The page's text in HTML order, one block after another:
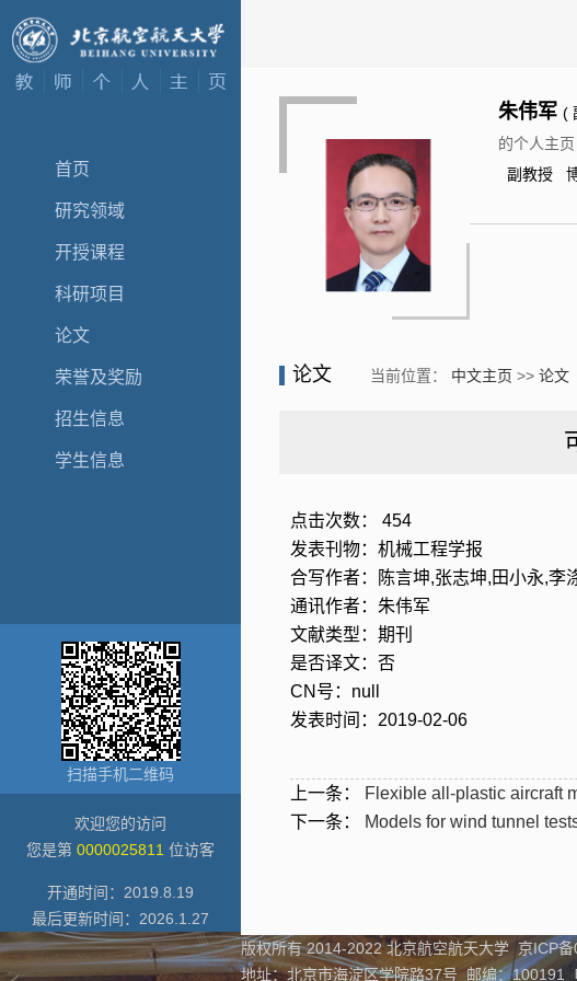
首页
研究领域
开授课程
科研项目
论文
荣誉及奖励
招生信息
学生信息
扫描手机二维码
欢迎您的访问
您是第 0000025811 位访客
开通时间： 2019 8 19
最后更新时间： 2026 1 27
朱伟军 (
的个人主
副教授
论文 当前位置： 中文主页 >> 论文
点击次数： 454
发表刊物：机械工程学报
合写作者：陈言坤,张志坤,田小永,李
通讯作者：朱伟军
文献类型：期刊
是否译文：否
CN号：null
发表时间：2019-02-06
上一条：
Flexible all-plastic aircraft
下一条：
Models for wind tunnel
版权所有 2014-2022 北京航空航天大学 京ICP
地址：北京市海淀区学院路37号 邮编：100191